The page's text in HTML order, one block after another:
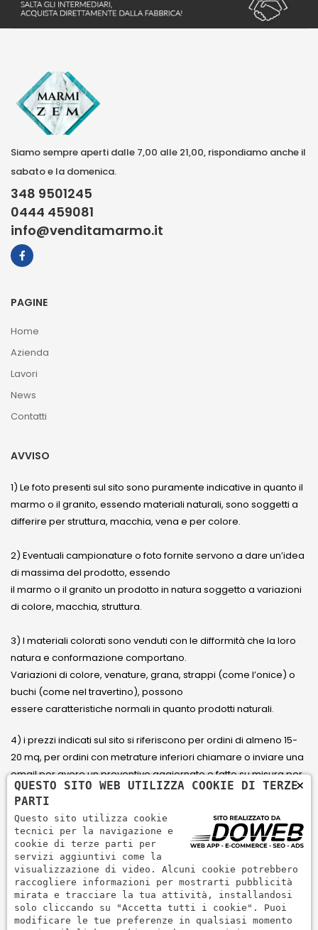
Siamo sempre aperti dalle 7,00 alle 21,00, rispondiamo anche il
sabato e la domenica.
348 9501245
0444 459081
info@venditamarmo.it
PAGINE
Home
Azienda
Lavori
News
Contatti
AVVISO
1) Le foto presenti sul sito sono puramente indicative in quanto il
marmo o il granito, essendo materiali naturali, sono soggetti a
differire per struttura, macchia, vena e per colore.
2) Eventuali campionature o foto fornite servono a dare un’idea
di massima del prodotto, essendo
il marmo o il granito un prodotto in natura soggetto a variazioni
di colore, macchia, struttura.
3) I materiali colorati sono venduti con le difformità che la loro
natura e conformazione comportano.
Variazioni di colore, venature, grana, strappi (come l’onice) o
buchi (come nel travertino), possono
essere caratteristiche normali in quanto prodotti naturali.
4) i prezzi indicati sul sito si riferiscono per ordini di almeno 15-
20 mq, per ordini con metrature inferiori chiamare o inviare una
email per avere un preventivo aggiornato e fatto su misura per
il cliente.
5) Paga con Carta di credito Visa, Visa Electron, Maestro,
Mastercard tramite il circuito PayPal. PayPal serve per pagare,
inviare denaro e accettare pagamenti in modo rapido,
semplice e sicuro.
×
QUESTO SITO WEB UTILIZZA COOKIE DI TERZE
PARTI
Questo sito utilizza cookie
tecnici per la navigazione e
cookie di terze parti per
servizi aggiuntivi come la
visualizzazione di video. Alcuni cookie potrebbero
raccogliere informazioni per mostrarti pubblicità
mirata e tracciare la tua attività, installandosi
solo cliccando su "Accetta tutti i cookie". Puoi
modificare le tue preferenze in qualsiasi momento